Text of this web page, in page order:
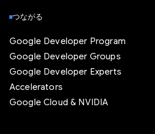
つながる
Google Developer Program
Google Developer Groups
Google Developer Experts
Accelerators
Google Cloud & NVIDIA